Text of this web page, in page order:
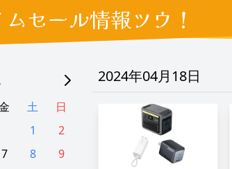
セール情報ツウ！
2024年04月18日
土
日
1
2
7 8
9